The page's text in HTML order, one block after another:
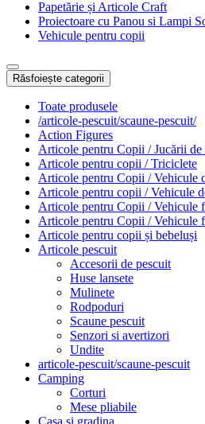
Papetărie și Articole Craft
Proiectoare cu Panou si Lampi
Vehicule pentru copii
Răsfoiește categorii
Toate produsele
/articole-pescuit/scaune-pescuit/
Action Figures
Articole pentru Copii / Jucării
Articole pentru copii / Triciclete
Articole pentru Copii / Vehicule
Articole pentru copii / Vehicule
Articole pentru Copii / Vehicule
Articole pentru Copii / Vehicule
Articole pentru copii și bebeluși
Articole pescuit
Accesorii de pescuit
Huse lansete
Mulinete
Rodpoduri
Scaune pescuit
Senzori si avertizori
Undite
articole-pescuit/scaune-pescuit
Camping
Corturi
Mese pliabile
Casa si gradina